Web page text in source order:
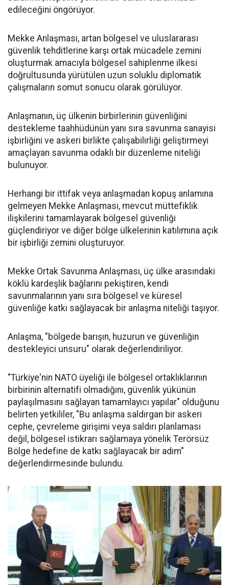
edileceğini öngörüyor.
Mekke Anlaşması, artan bölgesel ve uluslararası
güvenlik tehditlerine karşı ortak mücadele zemini
oluşturmak amacıyla bölgesel sahiplenme ilkesi
doğrultusunda yürütülen uzun soluklu diplomatik
çalışmaların somut sonucu olarak görülüyor.
Anlaşmanın, üç ülkenin birbirlerinin güvenliğini
destekleme taahhüdünün yanı sıra savunma sanayisi
işbirliğini ve askeri birlikte çalışabilirliği geliştirmeyi
amaçlayan savunma odaklı bir düzenleme niteliği
bulunuyor.
Herhangi bir ittifak veya anlaşmadan kopuş anlamına
gelmeyen Mekke Anlaşması, mevcut müttefiklik
ilişkilerini tamamlayarak bölgesel güvenliği
güçlendiriyor ve diğer bölge ülkelerinin katılımına açık
bir işbirliği zemini oluşturuyor.
Mekke Ortak Savunma Anlaşması, üç ülke arasındaki
köklü kardeşlik bağlarını pekiştiren, kendi
savunmalarının yanı sıra bölgesel ve küresel
güvenliğe katkı sağlayacak bir anlaşma niteliği taşıyor.
Anlaşma, "bölgede barışın, huzurun ve güvenliğin
destekleyici unsuru" olarak değerlendiriliyor.
"Türkiye'nin NATO üyeliği ile bölgesel ortaklıklarının
birbirinin alternatifi olmadığını, güvenlik yükünün
paylaşılmasını sağlayan tamamlayıcı yapılar" olduğunu
belirten yetkililer, "Bu anlaşma saldırgan bir askeri
cephe, çevreleme girişimi veya saldırı planlaması
değil, bölgesel istikrarı sağlamaya yönelik Terörsüz
Bölge hedefine de katkı sağlayacak bir adım"
değerlendirmesinde bulundu.